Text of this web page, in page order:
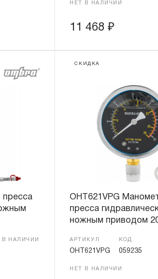
НЕТ В НАЛИЧИИ
11 468₽
пресса
В НАЛИЧИИ
СКИДКА
OHT621VPG
пресса
ножным приводом
АРТИКУЛ
OHT621VPG
КОД
059235
НЕТ В НАЛИЧИИ